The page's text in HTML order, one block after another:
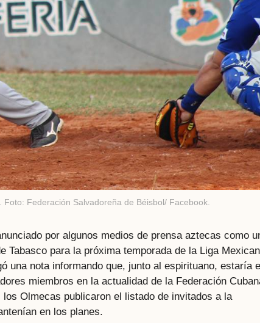
Federación Salvadoreña de Béisbol/ Facebook.
por algunos medios de prensa aztecas como
Tabasco para la próxima temporada de la Liga
una nota informando que, junto al espirituano, estaría
miembros en la actualidad de la Federación
Olmecas publicaron el listado de invitados a la
en los planes.